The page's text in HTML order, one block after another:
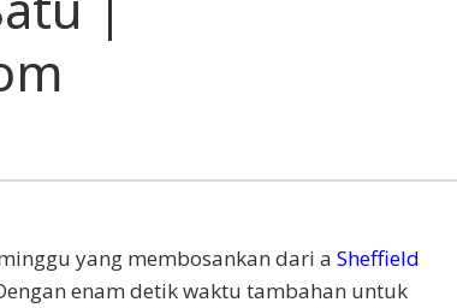
yang membosankan dari a Sheffield
enam detik waktu tambahan untuk